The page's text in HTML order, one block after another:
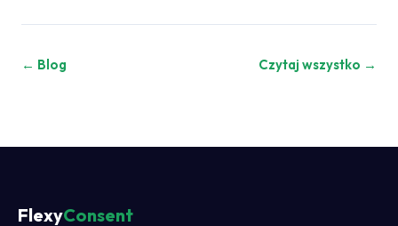
← Blog Czytaj wszystko →
FlexyConsent